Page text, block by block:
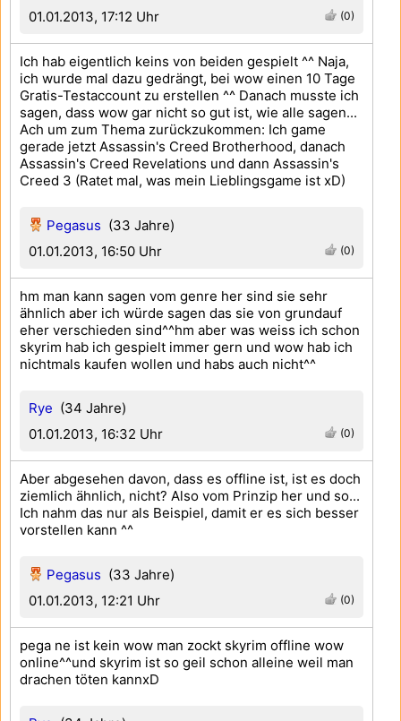
01.01.2013, 17:12 Uhr
(0)
Pegasus (33 Jahre)
01.01.2013, 16:50 Uhr
(0)
Ich hab eigentlich keins von beiden gespielt ^^ Naja,
ich wurde mal dazu gedrängt, bei wow einen 10 Tage
Gratis-Testaccount zu erstellen ^^ Danach musste ich
sagen, dass wow gar nicht so gut ist, wie alle sagen...
Ach um zum Thema zurückzukommen: Ich game
gerade jetzt Assassin's Creed Brotherhood, danach
Assassin's Creed Revelations und dann Assassin's
Creed 3 (Ratet mal, was mein Lieblingsgame ist xD)
Rye (34 Jahre)
01.01.2013, 16:32 Uhr
(0)
hm man kann sagen vom genre her sind sie sehr
ähnlich aber ich würde sagen das sie von grundauf
eher verschieden sind^^hm aber was weiss ich schon
skyrim hab ich gespielt immer gern und wow hab ich
nichtmals kaufen wollen und habs auch nicht^^
Pegasus (33 Jahre)
01.01.2013, 12:21 Uhr
(0)
Aber abgesehen davon, dass es offline ist, ist es doch
ziemlich ähnlich, nicht? Also vom Prinzip her und so...
Ich nahm das nur als Beispiel, damit er es sich besser
vorstellen kann ^^
pega ne ist kein wow man zockt skyrim offline wow
online^^und skyrim ist so geil schon alleine weil man
drachen töten kannxD